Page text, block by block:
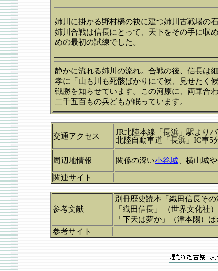
姉川に掛かる野村橋の袂に建つ姉川古戦場の
姉川合戦は信長にとって、天下をその手に収
めの最初の試練でした。
静かに流れる姉川の流れ。合戦の後、信長は
孝に「山も川も死骸ばかりにて候、見せたく
戦勝を知らせています。この河原に、両軍合
二千五百もの兵どもが眠っています。
交通アクセス
JR北陸本線「長浜」駅より
北陸自動車道「長浜」IC車5
周辺地情報 関係の深い小谷城 、横山城
関連サイト
参考文献
別冊歴史読本「織田信長そ
「織田信長」 （世界文化社
「下天は夢か」（津本陽）ほ
参考サイト